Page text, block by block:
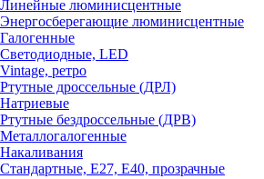
Линейные люминисцентные
Энергосберегающие люминисцентные
Галогенные
Светодиодные, LED
Vintage, ретро
Ртутные дроссельные (ДРЛ)
Натриевые
Ртутные бездроссельные (ДРВ)
Металлогалогенные
Накаливания
Стандартные, Е27, Е40, прозрачные